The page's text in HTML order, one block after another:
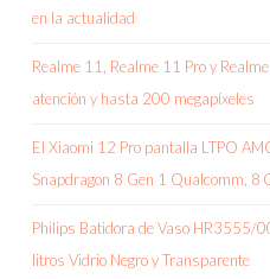
en la actualidad
Realme 11, Realme 11 Pro y
atención y hasta 200 megapíxeles
El Xiaomi 12 Pro pantalla LTPO
Snapdragon 8 Gen 1 Qualcomm, 8
Philips Batidora de Vaso
litros Vidrio Negro y Transparente